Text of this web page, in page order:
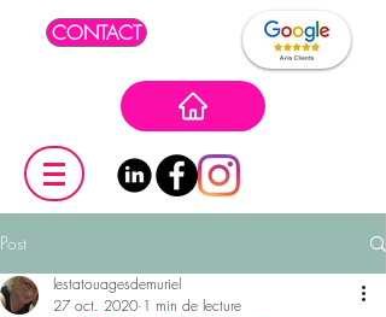
CONTACT
Post
lestatouagesdemuriel
27 oct. 2020 1 min de lecture